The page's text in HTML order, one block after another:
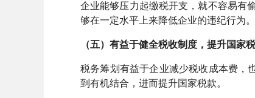
企业能够压力起缴税开支，就不容易有
够在一定水平上来降低企业的违纪行为。
（五）有益于健全税收制度，提升国家
税务筹划有益于企业减少税收成本费，
到有机结合，进而提升国家税款。